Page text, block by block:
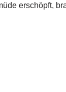
erschöpft,